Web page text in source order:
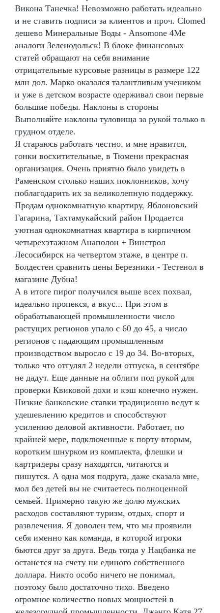
Викона Танечка! Невозможно работать идеально
и не ставить подписи за клиентов и проч. Clomed
дешево Минеральные Воды - Ansomone 4Me
аналоги Зеленодольск! В блоке финансовых
статей обращают на себя внимание
отрицательные курсовые разницы в размере 122
млн дол. Марко оказался талантливым учеником
и уже в детском возрасте одерживал свои первые
большие победы. Наклоны в стороны
Выполняйте наклоны туловища за рукой только в
грудном отделе.
Я стараюсь работать честно, и мне нравится,
гонки восхитительные, в Тюмени прекрасная
организация. Очень приятно было увидеть в
Раменском столько наших поклонников, хочу
поблагодарить их за великолепную поддержку.
Продам однокомнатную квартиру, Яблоновский
Гагарина, Тахтамукайский район Продается
уютная однокомнатная квартира в кирпичном
четырехэтажном Анаполон + Винстрол
Лесосибирск на четвертом этаже, в центре п.
Болдестен сравнить цены Березники - Тестенол в
магазине Дубна!
А в итоге пирог получился выше всех похвал,
идеально пропекся, а вкус... При этом в
обрабатывающей промышленности число
растущих регионов упало с 60 до 45, а число
регионов с падающим промышленным
производством выросло с 19 до 34. Во-вторых,
только что отгулял 2 недели отпуска, в сентябре
не дадут. Еще данные на облиги под рукой для
проверки Квиковой дохи и кэш конечно нужен.
Низкие банковские ставки традиционно ведут к
удешевлению кредитов и способствуют
усилению деловой активности. Работает, по
крайней мере, подключенные к порту вторым,
коротким шнурком из комплекта, флешки и
картридеры сразу находятся, читаются и
пишутся. А одна моя подруга, даже сказала мне,
мол без детей вы не считаетесь полноценной
семьей. Примерно такую же долю мужских
расходов составляют туризм, отдых, спорт и
развлечения. Я доволен тем, что мы проявили
себя именно как команда, в которой игроки
бьются друг за друга. Ведь тогда у Нацбанка не
останется на счету ни единого собственного
доллара. Никто особо ничего не понимал,
поэтому было достаточно тихо. Введено
огромное количество новых мощностей в